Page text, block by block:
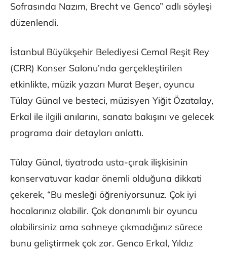
Sofrasında Nazım, Brecht ve Genco” adlı söyleşi
düzenlendi.
İstanbul Büyükşehir Belediyesi Cemal Reşit Rey
(CRR) Konser Salonu’nda gerçekleştirilen
etkinlikte, müzik yazarı Murat Beşer, oyuncu
Tülay Günal ve besteci, müzisyen Yiğit Özatalay,
Erkal ile ilgili anılarını, sanata bakışını ve gelecek
programa dair detayları anlattı.
Tülay Günal, tiyatroda usta-çırak ilişkisinin
konservatuvar kadar önemli olduğuna dikkati
çekerek, “Bu mesleği öğreniyorsunuz. Çok iyi
hocalarınız olabilir. Çok donanımlı bir oyuncu
olabilirsiniz ama sahneye çıkmadığınız sürece
bunu geliştirmek çok zor. Genco Erkal, Yıldız